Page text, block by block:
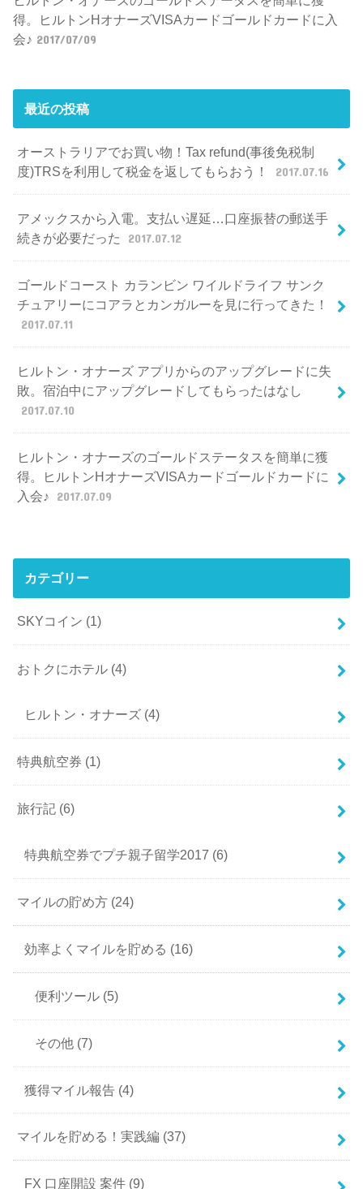
得。ヒルトンHオナーズVISAカードゴールドカードに入
会♪ 2017/07/09
最近の投稿
オーストラリアでお買い物！Tax refund(事後免税制
度)TRSを利用して税金を返してもらおう！
2017.07.16
アメックスから入電。支払い遅延…口座振替の郵送手
続きが必要だった
2017.07.12
ゴールドコースト カランビン ワイルドライフ サンク
チュアリーにコアラとカンガルーを見に行ってきた！
2017.07.11
ヒルトン・オナーズ アプリからのアップグレードに失
敗。宿泊中にアップグレードしてもらったはなし
2017.07.10
ヒルトン・オナーズのゴールドステータスを簡単に獲
得。ヒルトンHオナーズVISAカードゴールドカードに
入会♪
2017.07.09
カテゴリー
SKYコイン (1)
おトクにホテル (4)
ヒルトン・オナーズ (4)
特典航空券 (1)
旅行記 (6)
特典航空券でプチ親子留学2017 (6)
マイルの貯め方 (24)
効率よくマイルを貯める (16)
便利ツール (5)
その他 (7)
獲得マイル報告 (4)
マイルを貯める！実践編 (37)
FX 口座開設 案件 (9)